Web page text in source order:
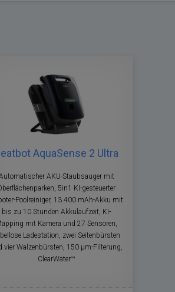
AquaSense 2 Ultra
AKU-Staubsauger mit
5in1 KI-gesteuerter
Poolreiniger, 13.400 mAh-Akku mit
bis zu 10 Stunden Akkulaufzeit, KI-
mit Kamera und 27 Sensoren,
Ladestation, zwei Seitenbürsten
vier Walzenbürsten, 150 μm-Filterung,
ClearWater™